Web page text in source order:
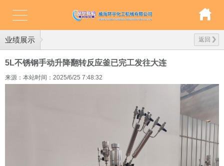
业绩展示 返回
5L不锈钢手动升降翻转反应釜已完工发往大连
来源：本站时间：2025/6/25 7:48:32